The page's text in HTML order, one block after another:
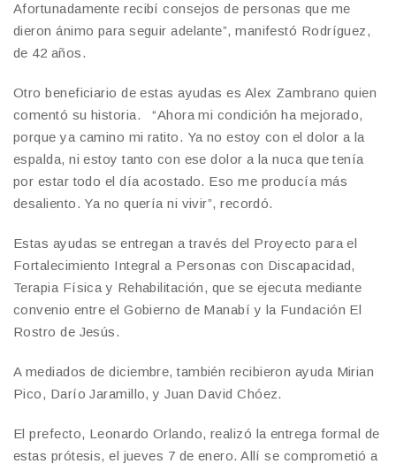
Afortunadamente recibí consejos de personas que me
dieron ánimo para seguir adelante”, manifestó Rodríguez,
de 42 años.
Otro beneficiario de estas ayudas es Alex Zambrano quien
comentó su historia. “Ahora mi condición ha mejorado,
porque ya camino mi ratito. Ya no estoy con el dolor a la
espalda, ni estoy tanto con ese dolor a la nuca que tenía
por estar todo el día acostado. Eso me producía más
desaliento. Ya no quería ni vivir”, recordó.
Estas ayudas se entregan a través del Proyecto para el
Fortalecimiento Integral a Personas con Discapacidad,
Terapia Física y Rehabilitación, que se ejecuta mediante
convenio entre el Gobierno de Manabí y la Fundación El
Rostro de Jesús.
A mediados de diciembre, también recibieron ayuda Mirian
Pico, Darío Jaramillo, y Juan David Chóez.
El prefecto, Leonardo Orlando, realizó la entrega formal de
estas prótesis, el jueves 7 de enero. Allí se comprometió a